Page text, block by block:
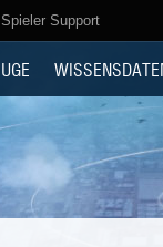
Spieler Support